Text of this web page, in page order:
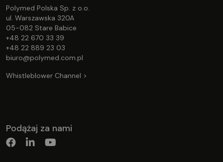
Polymed Polska Sp. z o.o.
ul. Warszawska 320A
05-082 Stare Babice
+48 22 670 33 39
+48 22 889 23 03
biuro@polymed.com.pl
Whistleblower Channel >
Podążaj za nami